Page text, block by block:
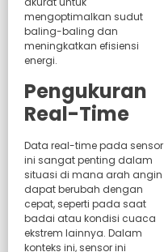
mengoptimalkan sudut
baling-baling dan
meningkatkan efisiensi
energi.
Pengukuran
Real-Time
Data real-time pada sensor
ini sangat penting dalam
situasi di mana arah angin
dapat berubah dengan
cepat, seperti pada saat
badai atau kondisi cuaca
ekstrem lainnya. Dalam
konteks ini, sensor ini